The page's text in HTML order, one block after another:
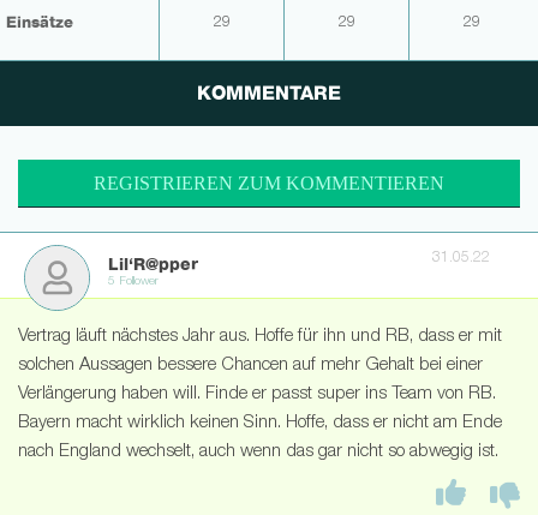
Einsätze 29 29 29
KOMMENTARE
REGISTRIEREN ZUM KOMMENTIEREN
Lil‘R@pper
5 Follower
31.05.22
Vertrag läuft nächstes Jahr aus. Hoffe für ihn und RB, dass er mit
solchen Aussagen bessere Chancen auf mehr Gehalt bei einer
Verlängerung haben will. Finde er passt super ins Team von RB.
Bayern macht wirklich keinen Sinn. Hoffe, dass er nicht am Ende
nach England wechselt, auch wenn das gar nicht so abwegig ist.